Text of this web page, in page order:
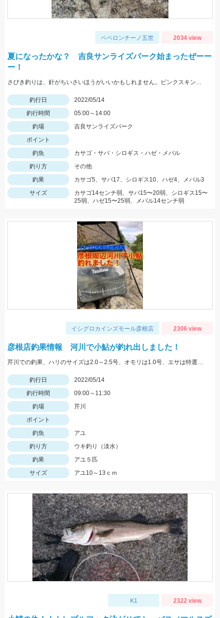
ペペロンチーノ五世 2034 view
夏になったかな？ 吉良サンライズパーク始まったぜーー
ー！
さびき釣りは、針がちいさいほうがいいかもしれません。ピンクスキンおすすめです。 根魚は、ゴールドイソメがおすすめです。
釣行日
2022/05/14
釣行時間
05:00～14:00
釣場
吉良サンライズパーク
ポイント
釣魚
カサゴ・サバ・シロギス・ハゼ・メバル
釣り方
その他
釣果
カサゴ5、サバ17、シロギス10、ハゼ4、メバル3
サイズ
カサゴ14センチ弱、サバ15〜20弱、シロギス15〜
25弱、ハゼ15〜25弱、メバル14センチ弱
イシグロカインズモール彦根店 2306 view
彦根店釣果情報 河川で小鮎が釣れ出しました！
芹川での釣果、ハリのサイズは2.0～2.5号、オモリは1.0号、エサは特選小鮎まきえと鮎乱舞を混ぜて使用。
釣行日
2022/05/14
釣行時間
09:00～11:30
釣場
芹川
ポイント
釣魚
アユ
釣り方
ウキ釣り（淡水）
釣果
アユ５匹
サイズ
アユ10～13ｃｍ
K1 2322 view